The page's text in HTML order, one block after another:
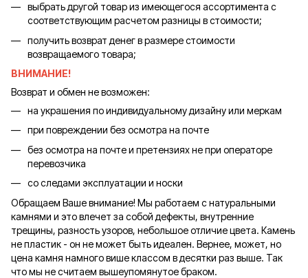
выбрать другой товар из имеющегося ассортимента с
соответствующим расчетом разницы в стоимости;
получить возврат денег в размере стоимости
возвращаемого товара;
ВНИМАНИЕ!
Возврат и обмен не возможен:
на украшения по индивидуальному дизайну или меркам
при повреждении без осмотра на почте
без осмотра на почте и претензиях не при операторе
перевозчика
со следами эксплуатации и носки
Обращаем Ваше внимание! Мы работаем с натуральными
камнями и это влечет за собой дефекты, внутренние
трещины, разность узоров, небольшое отличие цвета. Камень
не пластик - он не может быть идеален. Вернее, может, но
цена камня намного више классом в десятки раз выше. Так
что мы не считаем вышеупомянутое браком.